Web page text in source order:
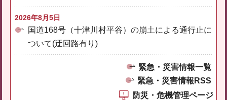
2026年8月5日
国道168号（十津川村平谷）の崩土による通行止に
ついて(迂回路有り)
緊急・災害情報一覧
緊急・災害情報RSS
防災・危機管理ページ